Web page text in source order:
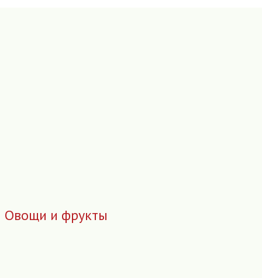
Овощи и фрукты